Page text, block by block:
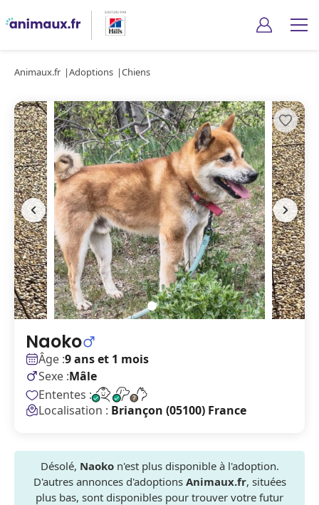
Animaux.fr Adoptions Chiens
Naoko
Âge :9 ans et 1 mois
Sexe :Mâle
Ententes :
Localisation : Briançon (05100) France
Désolé, Naokon'est plus disponible à l'adoption.
D'autres annonces d'adoptions Animaux.fr, situées
plus bas, sont disponibles pour trouver votre futur